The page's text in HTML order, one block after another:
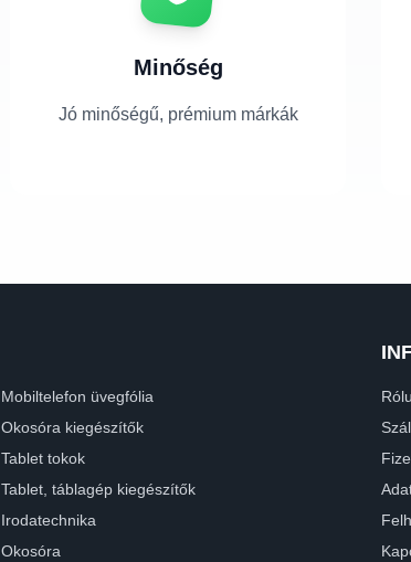
Minőség
Jó minőségű, prémium márkák
Mobiltelefon üvegfólia
Okosóra kiegészítők
Tablet tokok
Tablet, táblagép kiegészítők
Irodatechnika
Okosóra